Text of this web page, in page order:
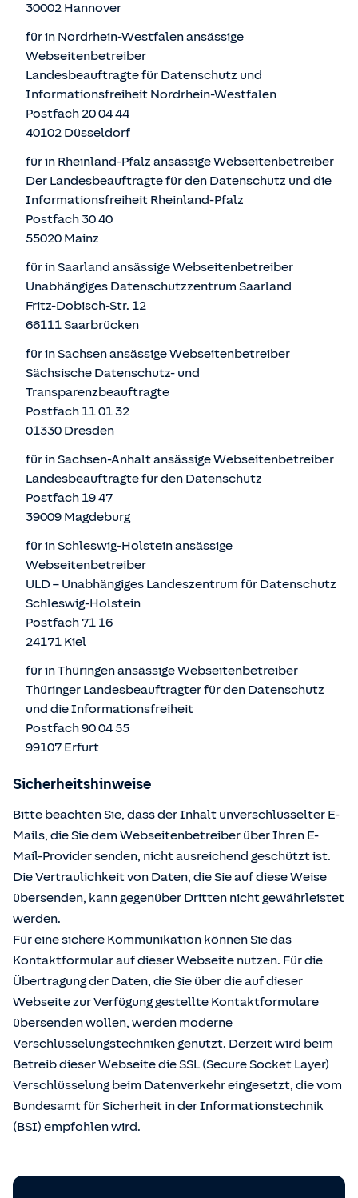
30002 Hannover
für in Nordrhein-Westfalen ansässige
Webseitenbetreiber
Landesbeauftragte für Datenschutz und
Informationsfreiheit Nordrhein-Westfalen
Postfach 20 04 44
40102 Düsseldorf
für in Rheinland-Pfalz ansässige Webseitenbetreiber
Der Landesbeauftragte für den Datenschutz und die
Informationsfreiheit Rheinland-Pfalz
Postfach 30 40
55020 Mainz
für in Saarland ansässige Webseitenbetreiber
Unabhängiges Datenschutzzentrum Saarland
Fritz-Dobisch-Str. 12
66111 Saarbrücken
für in Sachsen ansässige Webseitenbetreiber
Sächsische Datenschutz- und
Transparenzbeauftragte
Postfach 11 01 32
01330 Dresden
für in Sachsen-Anhalt ansässige Webseitenbetreiber
Landesbeauftragte für den Datenschutz
Postfach 19 47
39009 Magdeburg
für in Schleswig-Holstein ansässige
Webseitenbetreiber
ULD – Unabhängiges Landeszentrum für Datenschutz
Schleswig-Holstein
Postfach 71 16
24171 Kiel
für in Thüringen ansässige Webseitenbetreiber
Thüringer Landesbeauftragter für den Datenschutz
und die Informationsfreiheit
Postfach 90 04 55
99107 Erfurt
Sicherheitshinweise
Bitte beachten Sie, dass der Inhalt unverschlüsselter E-
Mails, die Sie dem Webseitenbetreiber über Ihren E-
Mail-Provider senden, nicht ausreichend geschützt ist.
Die Vertraulichkeit von Daten, die Sie auf diese Weise
übersenden, kann gegenüber Dritten nicht gewährleistet
werden.
Für eine sichere Kommunikation können Sie das
Kontaktformular auf dieser Webseite nutzen. Für die
Übertragung der Daten, die Sie über die auf dieser
Webseite zur Verfügung gestellte Kontaktformulare
übersenden wollen, werden moderne
Verschlüsselungstechniken genutzt. Derzeit wird beim
Betreib dieser Webseite die SSL (Secure Socket Layer)
Verschlüsselung beim Datenverkehr eingesetzt, die vom
Bundesamt für Sicherheit in der Informationstechnik
(BSI) empfohlen wird.